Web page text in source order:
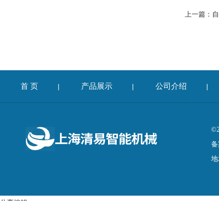
上一篇：
首 页 | 产品展示 | 公司介绍 |
备